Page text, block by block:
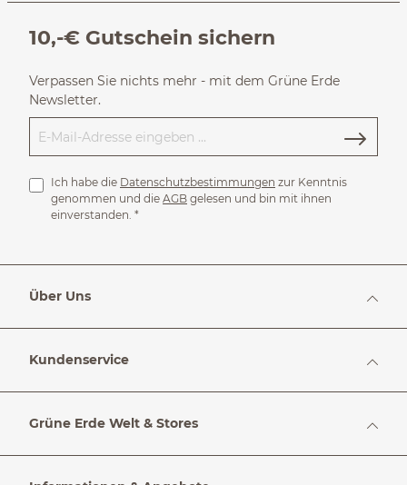
10,-€ Gutschein sichern
Verpassen Sie nichts mehr - mit dem Grüne Erde
Newsletter.
Ich habe die Datenschutzbestimmungen zur Kenntnis
genommen und die AGB gelesen und bin mit ihnen
einverstanden. *
Über Uns
Kundenservice
Grüne Erde Welt & Stores